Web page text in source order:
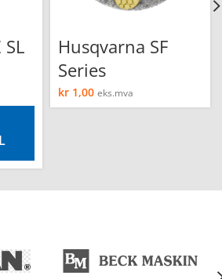
Husqvarna SF
Series
kr 1,00 eks.mva